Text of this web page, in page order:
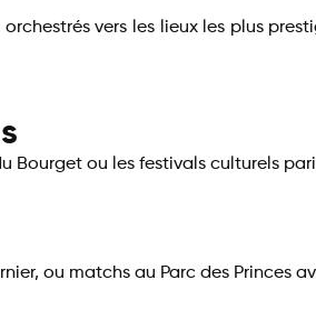
vers les lieux les plus
ou les festivals culturels
ou matchs au Parc des Princes